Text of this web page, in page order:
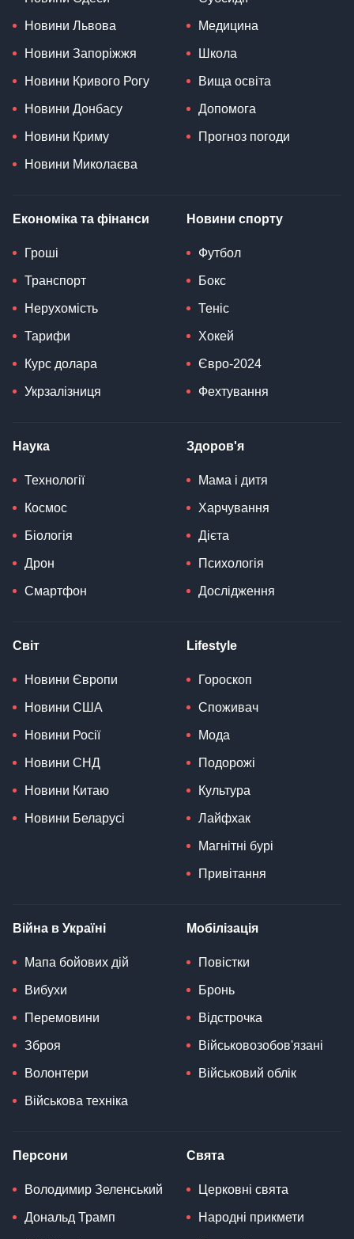
Новини Львова
Новини Запоріжжя
Новини Кривого Рогу
Новини Донбасу
Новини Криму
Новини Миколаєва
Медицина
Школа
Вища освіта
Допомога
Прогноз погоди
Економіка та фінанси
Гроші
Транспорт
Нерухомість
Тарифи
Курс долара
Укрзалізниця
Новини спорту
Футбол
Бокс
Теніс
Хокей
Євро-2024
Фехтування
Наука
Технології
Космос
Біологія
Дрон
Смартфон
Здоров'я
Мама і дитя
Харчування
Дієта
Психологія
Дослідження
Світ
Новини Європи
Новини США
Новини Росії
Новини СНД
Новини Китаю
Новини Беларусі
Lifestyle
Гороскоп
Споживач
Мода
Подорожі
Культура
Лайфхак
Магнітні бурі
Привітання
Війна в Україні
Мапа бойових дій
Вибухи
Перемовини
Зброя
Волонтери
Військова техніка
Мобілізація
Повістки
Бронь
Відстрочка
Військовозобов'язані
Військовий облік
Персони
Володимир Зеленський
Дональд Трамп
Свята
Церковні свята
Народні прикмети